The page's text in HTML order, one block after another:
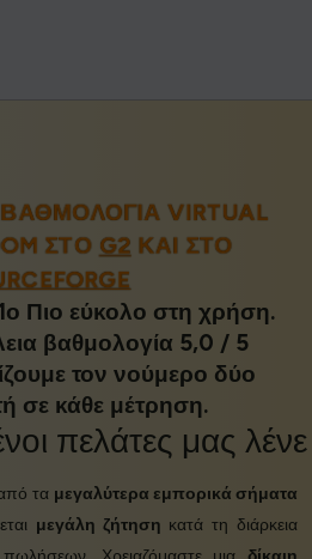
VIRTUAL
ΣΤΟ G2 ΚΑΙ ΣΤΟ
Πιο εύκολο στη χρήση.
βαθμολογία 5,0 / 5
τον νούμερο δύο
σε κάθε μέτρηση.
πελάτες μας λένε
τα μεγαλύτερα εμπορικά σήματα
μεγάλη ζήτηση κατά τη διάρκεια